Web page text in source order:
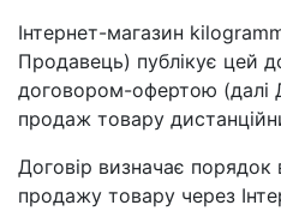
Інтернет-магазин
Продавець) публікує цей
договором-офертою (далі
продаж товару
Договір визначає
продажу товару через